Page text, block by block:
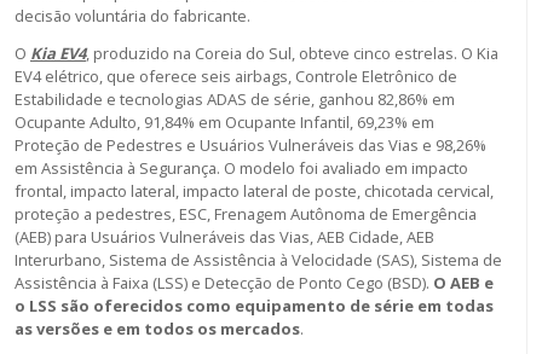
decisão voluntária do fabricante.
O Kia EV4, produzido na Coreia do Sul, obteve cinco estrelas. O Kia
EV4 elétrico, que oferece seis airbags, Controle Eletrônico de
Estabilidade e tecnologias ADAS de série, ganhou 82,86% em
Ocupante Adulto, 91,84% em Ocupante Infantil, 69,23% em
Proteção de Pedestres e Usuários Vulneráveis das Vias e 98,26%
em Assistência à Segurança. O modelo foi avaliado em impacto
frontal, impacto lateral, impacto lateral de poste, chicotada cervical,
proteção a pedestres, ESC, Frenagem Autônoma de Emergência
(AEB) para Usuários Vulneráveis das Vias, AEB Cidade, AEB
Interurbano, Sistema de Assistência à Velocidade (SAS), Sistema de
Assistência à Faixa (LSS) e Detecção de Ponto Cego (BSD). O AEB e
o LSS são oferecidos como equipamento de série em todas
as versões e em todos os mercados.